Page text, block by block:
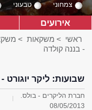
צמחוני טבעוני
אירועים
ראשי > משקאות >
- בננה קולדה
שבועות: ליקר יוגורט
חברת הליקרים - בולס.
08/05/2013